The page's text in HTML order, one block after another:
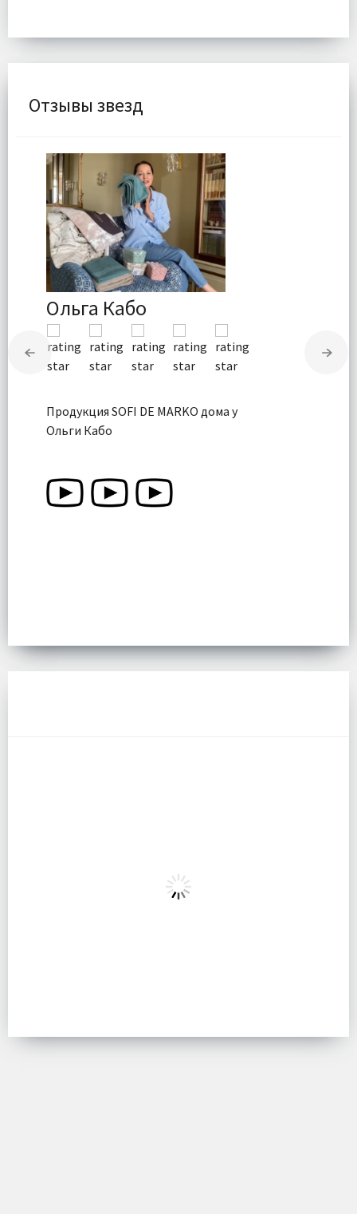
Отзывы звезд
Ольга Кабо
Продукция SOFI DE MARKO дома у
Ольги Кабо